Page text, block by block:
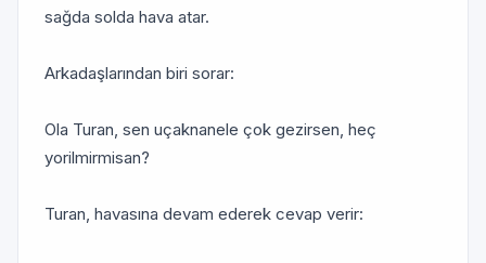
sağda solda hava atar.
Arkadaşlarından biri sorar:
Ola Turan, sen uçaknanele çok gezirsen, heç
yorilmirmisan?
Turan, havasına devam ederek cevap verir: